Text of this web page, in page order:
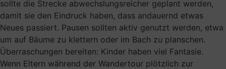
sollte die Strecke abwechslungsreicher geplant werden,
damit sie den Eindruck haben, dass andauernd etwas
Neues passiert. Pausen sollten aktiv genutzt werden, etwa
um auf Bäume zu klettern oder im Bach zu planschen.
Überraschungen bereiten: Kinder haben viel Fantasie.
Wenn Eltern während der Wandertour plötzlich zur